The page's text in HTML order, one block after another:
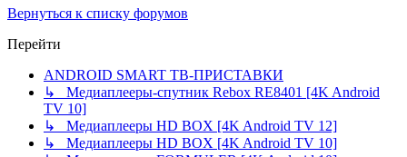
Вернуться к списку форумов
Перейти
ANDROID SMART ТВ-ПРИСТАВКИ
↳ Медиаплееры-спутник Rebox RE8401 [4K Android
TV 10]
↳ Медиаплееры HD BOX [4K Android TV 12]
↳ Медиаплееры HD BOX [4K Android TV 10]